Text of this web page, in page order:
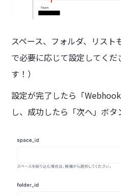
スペース、フォルダ、リスト
で必要に応じて設定してく
す！）
設定が完了したら「
し、成功したら「次へ」ボタ